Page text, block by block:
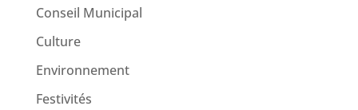
Conseil Municipal
Culture
Environnement
Festivités